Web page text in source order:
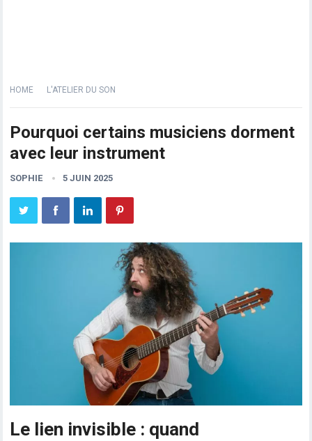
HOME L'ATELIER DU SON
Pourquoi certains musiciens dorment
avec leur instrument
SOPHIE 5 JUIN 2025
Le lien invisible : quand